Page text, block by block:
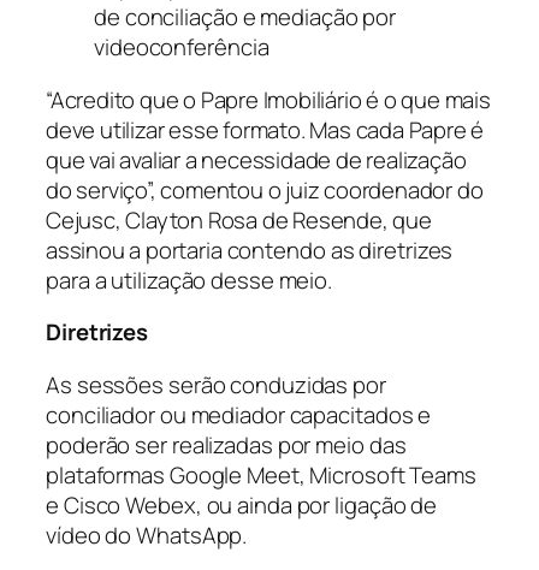
de conciliação e mediação por
videoconferência
“Acredito que o Papre Imobiliário é o que mais
deve utilizar esse formato. Mas cada Papre é
que vai avaliar a necessidade de realização
do serviço”, comentou o juiz coordenador do
Cejusc, Clayton Rosa de Resende, que
assinou a portaria contendo as diretrizes
para a utilização desse meio.
Diretrizes
As sessões serão conduzidas por
conciliador ou mediador capacitados e
poderão ser realizadas por meio das
plataformas Google Meet, Microsoft Teams
e Cisco Webex, ou ainda por ligação de
vídeo do WhatsApp.